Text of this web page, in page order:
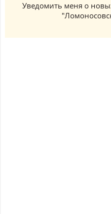
Уведомить меня о